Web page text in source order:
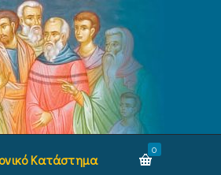
Κατάστημα
0